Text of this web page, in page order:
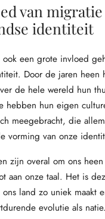
van
identiteit
een grote invloed
Door de jaren heen
de hele wereld hun
hebben hun eigen
meegebracht, die
vorming van onze
zijn overal om ons
aan onze taal. Het is
land zo uniek maakt
evolutie als natie.